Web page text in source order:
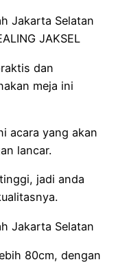
JAKSEL
dan
meja ini
acara yang akan
lancar.
jadi anda
80cm, dengan